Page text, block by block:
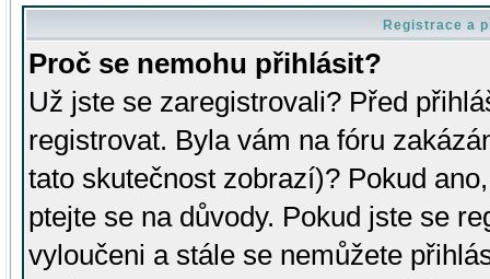
Registrace a
Proč se nemohu přihlásit?
Už jste se zaregistrovali? Před
registrovat. Byla vám na fóru
tato skutečnost zobrazí)? Pokud
ptejte se na důvody. Pokud jste se
vyloučeni a stále se nemůžete